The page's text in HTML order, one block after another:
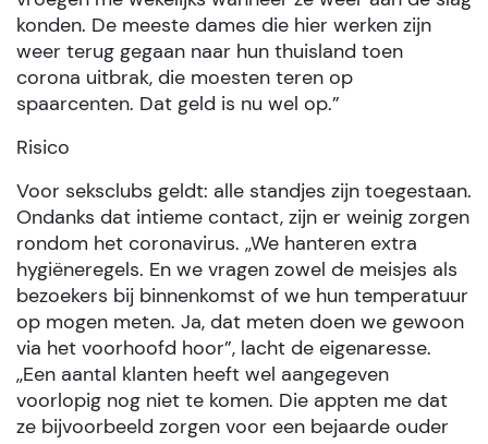
konden. De meeste dames die hier werken zijn
weer terug gegaan naar hun thuisland toen
corona uitbrak, die moesten teren op
spaarcenten. Dat geld is nu wel op.”
Risico
Voor seksclubs geldt: alle standjes zijn toegestaan.
Ondanks dat intieme contact, zijn er weinig zorgen
rondom het coronavirus. ,,We hanteren extra
hygiëneregels. En we vragen zowel de meisjes als
bezoekers bij binnenkomst of we hun temperatuur
op mogen meten. Ja, dat meten doen we gewoon
via het voorhoofd hoor”, lacht de eigenaresse.
,,Een aantal klanten heeft wel aangegeven
voorlopig nog niet te komen. Die appten me dat
ze bijvoorbeeld zorgen voor een bejaarde ouder